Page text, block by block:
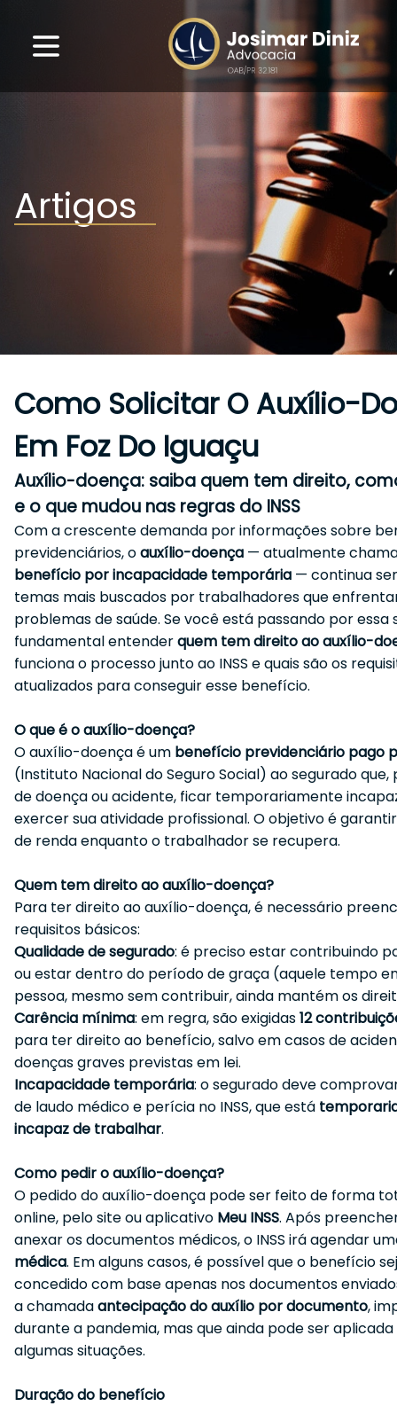
Artigos
Como Solicitar O Auxílio-
Em Foz Do Iguaçu
Auxílio-doença: saiba quem tem direito,
e o que mudou nas regras do INSS
Com a crescente demanda por informações sobre
previdenciários, oauxílio-doença — atualmente
benefício por incapacidade temporária — continua
temas mais buscados por trabalhadores que
problemas de saúde. Se você está passando por essa
fundamental entenderquem tem direito ao auxílio-
funciona o processo junto ao INSS e quais são os
atualizados para conseguir esse benefício.
O que é o auxílio-doença?
O auxílio-doença é um benefício previdenciário pago
(Instituto Nacional do Seguro Social) ao segurado
de doença ou acidente, ficar temporariamente
exercer sua atividade profissional. O objetivo é
de renda enquanto o trabalhador se recupera.
Quem tem direito ao auxílio-doença?
Para ter direito ao auxílio-doença, é necessário
requisitos básicos:
Qualidade de segurado: é preciso estar contribuindo
ou estar dentro do período de graça (aquele tempo
pessoa, mesmo sem contribuir, ainda mantém os
Carência mínima: em regra, são exigidas12
para ter direito ao benefício, salvo em casos de
doenças graves previstas em lei.
Incapacidade temporária: o segurado deve
de laudo médico e perícia no INSS, que está
incapaz de trabalhar.
Como pedir o auxílio-doença?
O pedido do auxílio-doença pode ser feito de forma
online, pelo site ou aplicativo Meu INSS. Após
anexar os documentos médicos, o INSS irá agendar
médica. Em alguns casos, é possível que o benefício
concedido com base apenas nos documentos
a chamadaantecipação do auxílio por documento,
durante a pandemia, mas que ainda pode ser
algumas situações.
Duração do benefício